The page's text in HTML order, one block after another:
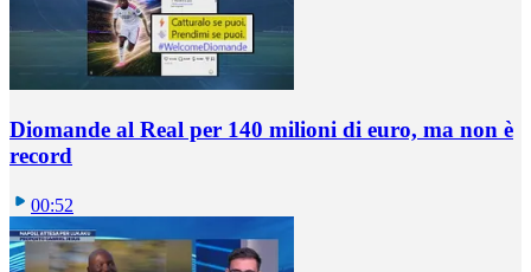
Diomande al Real per 140 milioni di euro, ma non è
record
00:52